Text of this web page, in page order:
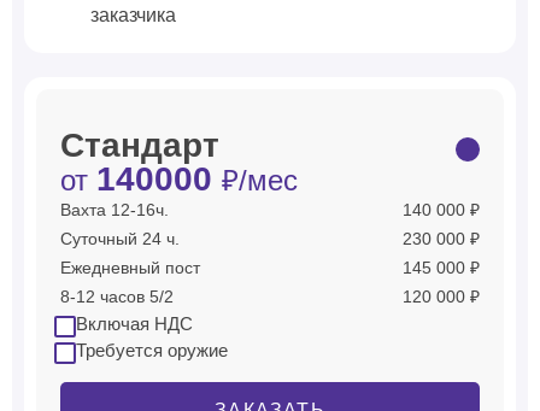
заказчика
Стандарт
от 140000 ₽/мес
Вахта 12-16ч.
140 000 ₽
Суточный 24 ч.
230 000 ₽
Ежедневный пост
145 000 ₽
8-12 часов 5/2
120 000 ₽
Включая НДС
Требуется оружие